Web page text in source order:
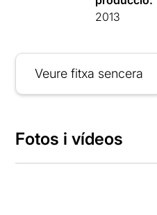
2013
Veure fitxa sencera
Fotos i vídeos